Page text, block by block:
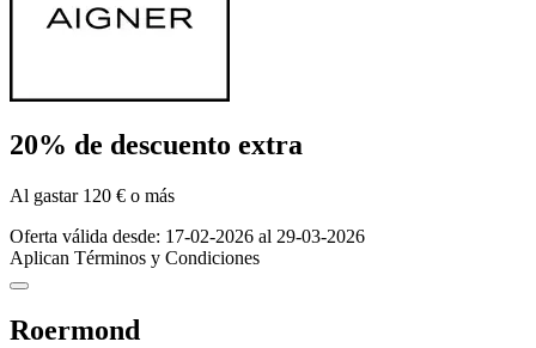
20% de descuento extra
Al gastar 120 € o más
Oferta válida desde: 17-02-2026 al 29-03-2026
Aplican Términos y Condiciones
Roermond